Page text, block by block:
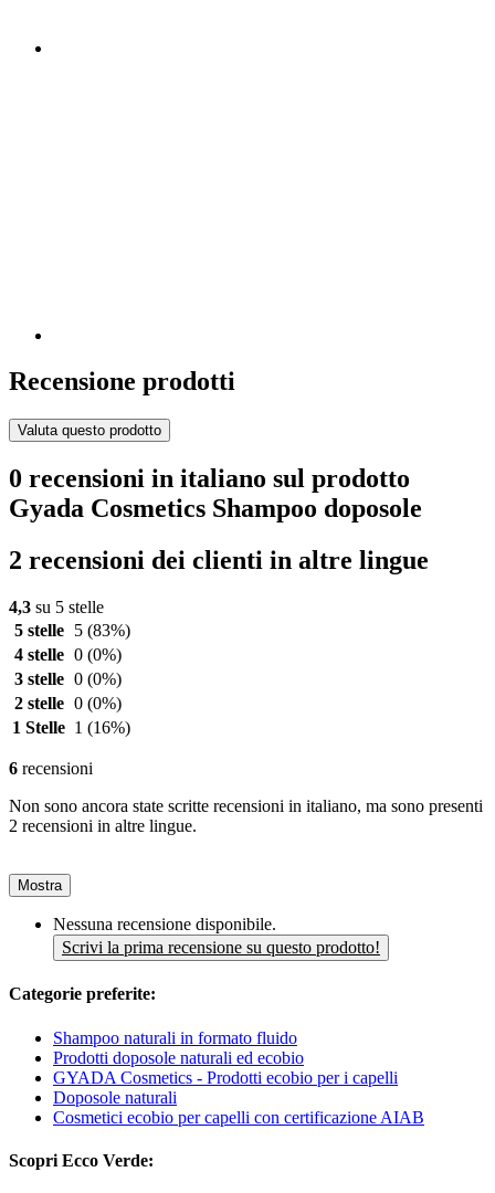
Recensione prodotti
Valuta questo prodotto
0 recensioni in italiano sul prodotto
Gyada Cosmetics Shampoo doposole
2 recensioni dei clienti in altre lingue
4,3 su 5 stelle
5 stelle
5 (83%)
4 stelle 0 (0%)
3 stelle 0 (0%)
2 stelle 0 (0%)
1 Stelle 1 (16%)
6 recensioni
Non sono ancora state scritte recensioni in italiano, ma sono presenti
2 recensioni in altre lingue.
Mostra
Nessuna recensione disponibile.
Scrivi la prima recensione su questo prodotto!
Categorie preferite:
Shampoo naturali in formato fluido
Prodotti doposole naturali ed ecobio
GYADA Cosmetics - Prodotti ecobio per i capelli
Doposole naturali
Cosmetici ecobio per capelli con certificazione AIAB
Scopri Ecco Verde: